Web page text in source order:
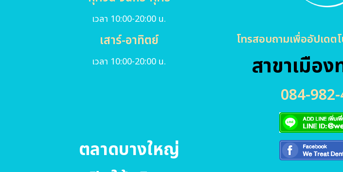
เวลา 10:00-20:00 น.
เสาร์-อาทิตย์
เวลา 10:00-20:00 น.
ตลาดบางใหญ่
โทรสอบถามเพื่ออัปเดต
สาขาเมือ
084-